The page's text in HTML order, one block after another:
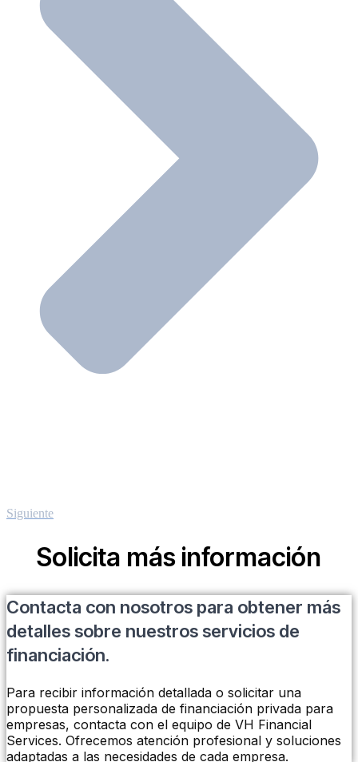
Siguiente
Solicita más información
Contacta con nosotros para obtener más
detalles sobre nuestros servicios de
financiación.
Para recibir información detallada o solicitar una
propuesta personalizada de financiación privada para
empresas, contacta con el equipo de VH Financial
Services. Ofrecemos atención profesional y soluciones
adaptadas a las necesidades de cada empresa.